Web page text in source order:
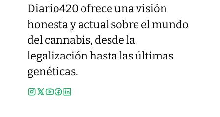
Diario420 ofrece una visión
honesta y actual sobre el mundo
del cannabis, desde la
legalización hasta las últimas
genéticas.